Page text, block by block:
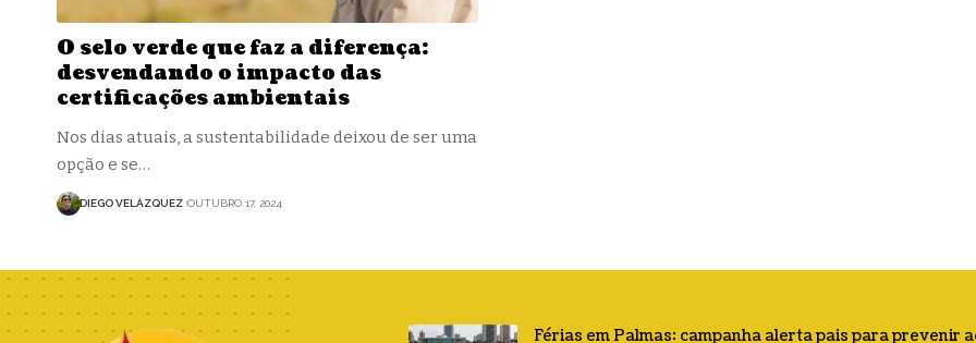
O selo verde que faz a diferença:
desvendando o impacto das
certificações ambientais
Nos dias atuais, a sustentabilidade deixou de ser uma
opção e se…
DIEGO VELÁZQUEZ OUTUBRO 17, 2024
Férias em Palmas: campanha alerta pais para prevenir